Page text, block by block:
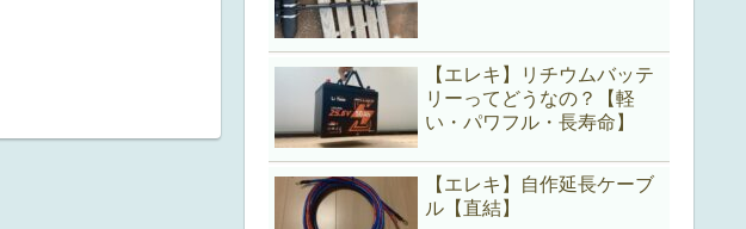
【エレキ】リチウムバッテ
リーってどうなの？【軽
い・パワフル・長寿命】
【エレキ】自作延長ケーブ
ル【直結】